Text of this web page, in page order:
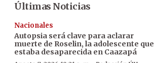
Últimas Noticias
Nacionales
Autopsia será clave para aclarar
muerte de Roselin, la adolescente que
estaba desaparecida en Caazapá